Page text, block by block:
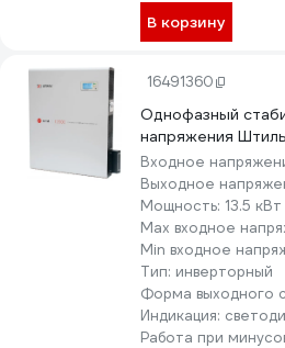
В корзину
16491360
Однофазный
напряжения
Входное
Выходное
Мощность: 13.5 кВт
Max входное
Min входное
Тип: инверторный
Форма выходного
Индикация:
Работа при